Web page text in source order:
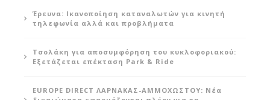
Έρευνα: Ικανοποίηση καταναλωτών για κινητή
τηλεφωνία αλλά και προβλήματα
Τσολάκη για αποσυμφόρηση του κυκλοφοριακού:
Εξετάζεται επέκταση Park & Ride
EUROPE DIRECT ΛΑΡΝΑΚΑΣ-ΑΜΜΟΧΩΣΤΟΥ: Νέα